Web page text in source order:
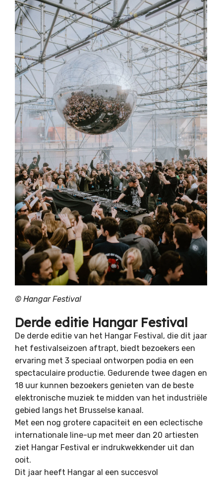
© Hangar Festival
Derde editie Hangar Festival
De derde editie van het Hangar Festival, die dit jaar
het festivalseizoen aftrapt, biedt bezoekers een
ervaring met 3 speciaal ontworpen podia en een
spectaculaire productie. Gedurende twee dagen en
18 uur kunnen bezoekers genieten van de beste
elektronische muziek te midden van het industriële
gebied langs het Brusselse kanaal.
Met een nog grotere capaciteit en een eclectische
internationale line-up met meer dan 20 artiesten
ziet Hangar Festival er indrukwekkender uit dan
ooit.
Dit jaar heeft Hangar al een succesvol